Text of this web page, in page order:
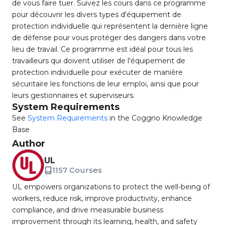
de vous faire tuer. Suivez les cours dans ce programme
pour découvrir les divers types d'équipement de
protection individuelle qui représentent la dernière ligne
de défense pour vous protéger des dangers dans votre
lieu de travail. Ce programme est idéal pour tous les
travailleurs qui doivent utiliser de l'équipement de
protection individuelle pour exécuter de manière
sécuritaire les fonctions de leur emploi, ainsi que pour
leurs gestionnaires et superviseurs.
System Requirements
See System Requirements in the Coggno Knowledge
Base
Author
UL
1157 Courses
UL empowers organizations to protect the well-being of
workers, reduce risk, improve productivity, enhance
compliance, and drive measurable business
improvement through its learning, health, and safety